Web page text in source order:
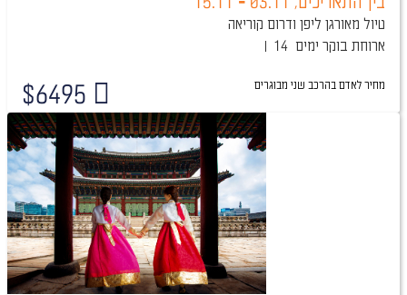
טיול מאורגן ליפן ודרום קוריאה
14 ימים ארוחת בוקר
$6495 מחיר לאדם בהרכב שני מבוגרים